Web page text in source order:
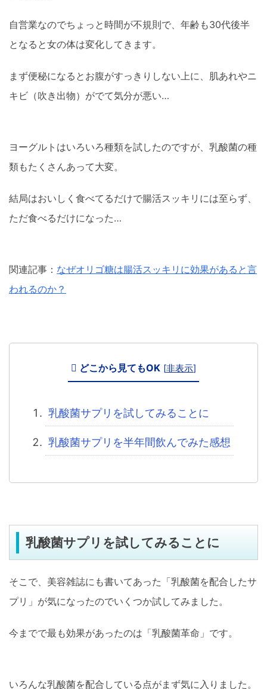
自営業なのでちょっと時間が不規則で、年齢も30代後半
となると女の体は変化してきます。
まず便秘になるとお腹がすっきりしない上に、肌あれやニ
キビ（吹き出物）がでて気分が悪い…
ヨーグルトはいろいろ種類を試したのですが、乳酸菌の種
類もたくさんあって大変。
結局はおいしく食べてるだけで腸活スッキリには至らず、
ただ食べるだけになった…
関連記事： なぜオリゴ糖は腸活スッキリに効果があると言
われるのか？
どこから見てもOK [非表示]
乳酸菌サプリを試してみることに
乳酸菌サプリを半年間飲んでみた感想
乳酸菌サプリを試してみることに
そこで、美容雑誌にも書いてあった「乳酸菌を配合したサ
プリ」が気になったのでいくつか試してみました。
今までで最も効果があったのは「乳酸菌革命」です。
いろんな乳酸菌を配合している点がまず気に入りました。